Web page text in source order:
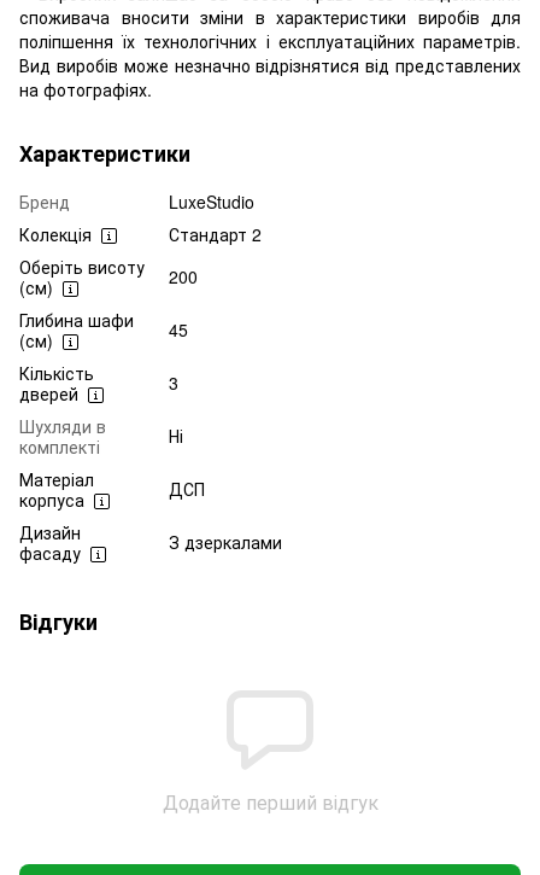
споживача вносити зміни в характеристики виробів для
поліпшення їх технологічних і експлуатаційних параметрів.
Вид виробів може незначно відрізнятися від представлених
на фотографіях.
Характеристики
Бренд
LuxeStudio
Колекція
Стандарт 2
Оберіть висоту
(см)
200
Глибина шафи
(см)
45
Кількість
дверей
3
Шухляди в
комплекті
Ні
Матеріал
корпуса
ДСП
Дизайн
фасаду
З дзеркалами
Відгуки
Додайте перший відгук